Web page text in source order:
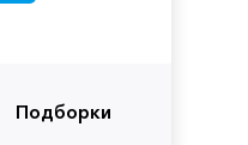
Подборки